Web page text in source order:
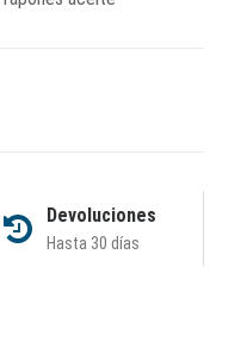
Devoluciones
Hasta 30 días